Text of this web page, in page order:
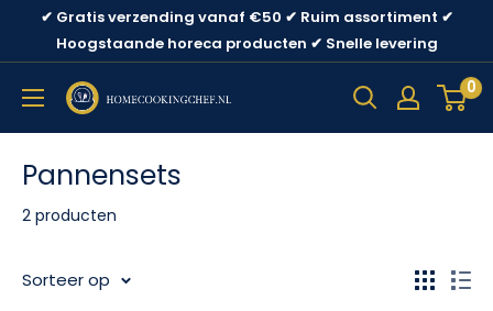
content
✔ Gratis verzending vanaf €50 ✔ Ruim assortiment ✔
Hoogstaande horeca producten ✔ Snelle levering
0
Pannensets
2 producten
Sorteer op